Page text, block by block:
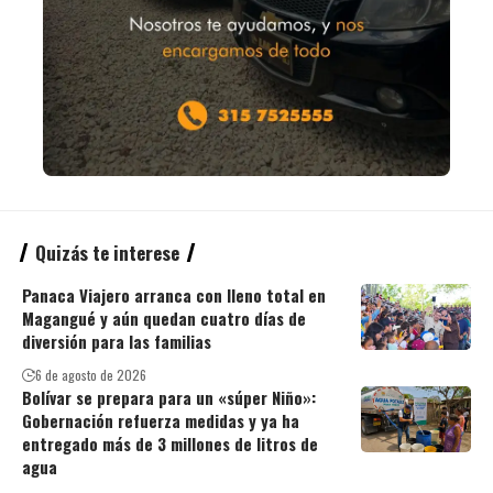
Quizás te interese
Panaca Viajero arranca con lleno total en
Magangué y aún quedan cuatro días de
diversión para las familias
6 de agosto de 2026
Bolívar se prepara para un «súper Niño»:
Gobernación refuerza medidas y ya ha
entregado más de 3 millones de litros de
agua